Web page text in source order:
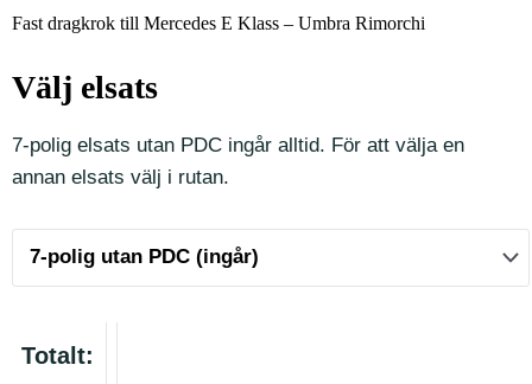
Fast dragkrok till Mercedes E Klass – Umbra Rimorchi
Välj elsats
7-polig elsats utan PDC ingår alltid. För att välja en
annan elsats välj i rutan.
Totalt: